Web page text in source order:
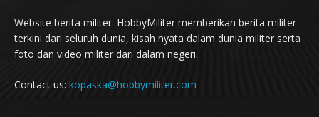
Website berita militer. HobbyMiliter memberikan berita militer
terkini dari seluruh dunia, kisah nyata dalam dunia militer serta
foto dan video militer dari dalam negeri.
Contact us: kopaska@hobbymiliter.com